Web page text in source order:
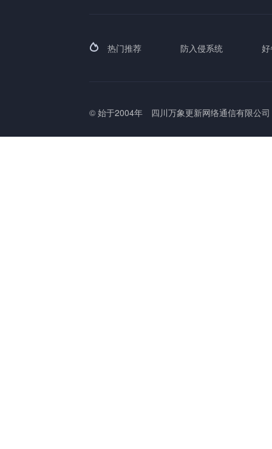
热门推荐 防入侵系统
© 始于2004年 四川万象更新网络通信有限公司